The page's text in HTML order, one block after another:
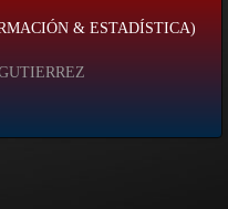
& ESTADÍSTICA)